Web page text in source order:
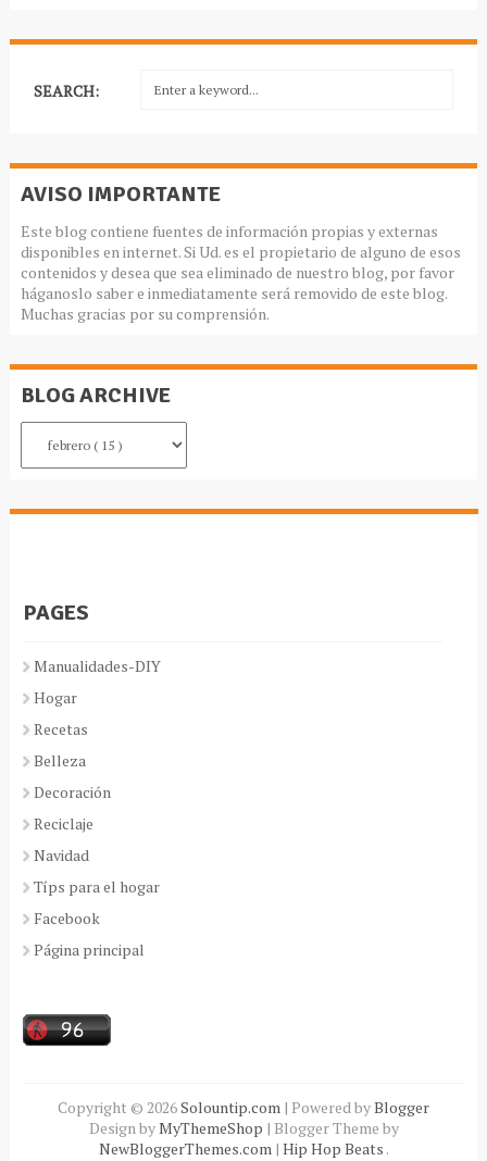
SEARCH:
AVISO IMPORTANTE
Este blog contiene fuentes de información propias y externas
disponibles en internet. Si Ud. es el propietario de alguno de esos
contenidos y desea que sea eliminado de nuestro blog, por favor
háganoslo saber e inmediatamente será removido de este blog.
Muchas gracias por su comprensión.
BLOG ARCHIVE
PAGES
Manualidades-DIY
Hogar
Recetas
Belleza
Decoración
Reciclaje
Navidad
Típs para el hogar
Facebook
Página principal
Copyright ©2026Solountip.com | Powered byBlogger
Design byMyThemeShop | Blogger Theme by
NewBloggerThemes.com | Hip Hop Beats .